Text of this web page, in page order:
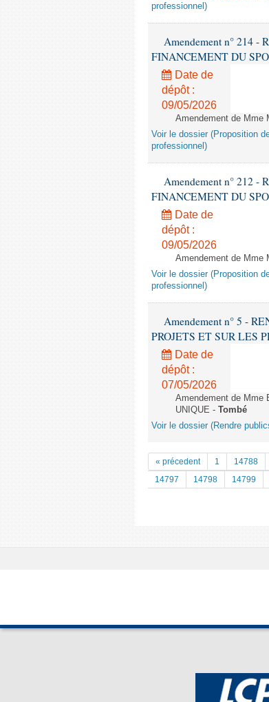
professionnel)
Amendement n° 214
FINANCEMENT DU
Date de
dépôt :
09/05/2026
Amendement de Mme
Voir le dossier (Proposition
professionnel)
Amendement n° 212
FINANCEMENT DU
Date de
dépôt :
09/05/2026
Amendement de Mme
Voir le dossier (Proposition
professionnel)
Amendement n° 5 -
PROJETS ET SUR LES
Date de
dépôt :
07/05/2026
Amendement de Mme
UNIQUE - Tombé
Voir le dossier (Rendre
« précedent 1 14788
14797
14798 14799